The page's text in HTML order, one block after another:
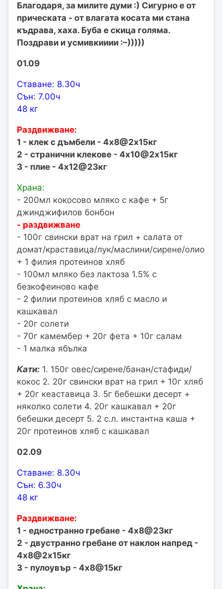
Благодаря, за милите думи :) Сигурно е от
прическата - от влагата косата ми стана
къдрава, хаха. Буба е скица голяма.
Поздрави и усмивкииии :–)))))
01.09
Ставане: 8.30ч
Сън: 7.00ч
48 кг
Раздвижване:
1 - клек с дъмбели - 4х8@2х15кг
2 - странични клекове - 4х10@2х15кг
3 - плие - 4х12@23кг
Храна:
- 200мл кокосово мляко с кафе + 5г
джинджифилов бонбон
- раздвижване
- 100г свински врат на грил + салата от
домат/краставица/лук/маслини/сирене/олио
+ 1 филия протеинов хляб
- 100мл мляко без лактоза 1.5% с
безкофеиново кафе
- 2 филии протеинов хляб с масло и
кашкавал
- 20г солети
- 70г камембер + 20г фета + 10г салам
- 1 малка ябълка
Кати: 1. 150г овес/сирене/банан/стафиди/
кокос 2. 20г свински врат на грил + 10г хляб
+ 20г кеаставица 3. 5г бебешки десерт +
няколко солети 4. 20г кашкавал + 20г
бебешки десерт 5. 2 с.л. инстантна каша +
20г протеинов хляб с кашкавал
02.09
Ставане: 8.30ч
Сън: 6.30ч
48 кг
Раздвижване:
1 - едностранно гребане - 4х8@23кг
2 - двустранно гребане от наклон напред -
4х8@2х15кг
3 - пулоувър - 4х8@15кг